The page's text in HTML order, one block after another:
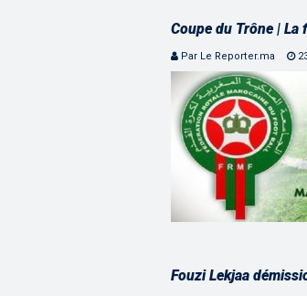
Coupe du Trône | La
Par Le Reporter.ma
Fouzi Lekjaa